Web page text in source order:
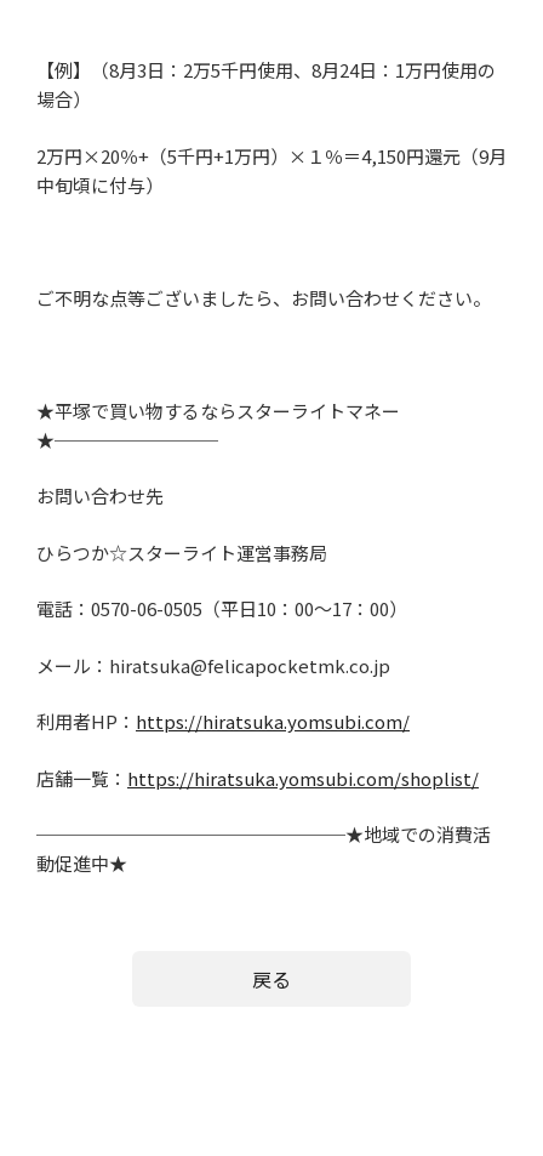
【例】（8月3日： 2万5千円使用、 8月24日： 1万円使用の
場合）
2万円×20％+ （5千円+1万円） × １％＝4,150円還元（9月
中旬頃に付与）
ご不明な点等ございましたら、お問い合わせください。
★平塚で買い物するならスターライトマネー
★─────────
お問い合わせ先
ひらつか☆スターライト運営事務局
電話： 0570-06-0505 （平日10 ： 00～17 ： 00）
メール： hiratsuka@felicapocketmk.co.jp
利用者HP ： https://hiratsuka.yomsubi.com/
店舗一覧： https://hiratsuka.yomsubi.com/shoplist/
─────────────────★地域での消費活
動促進中★
戻る